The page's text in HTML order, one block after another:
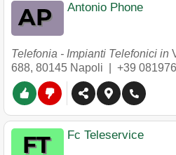
Antonio Phone
Telefonia - Impianti Telefonici in
688, 80145 Napoli +39
Fc Teleservice